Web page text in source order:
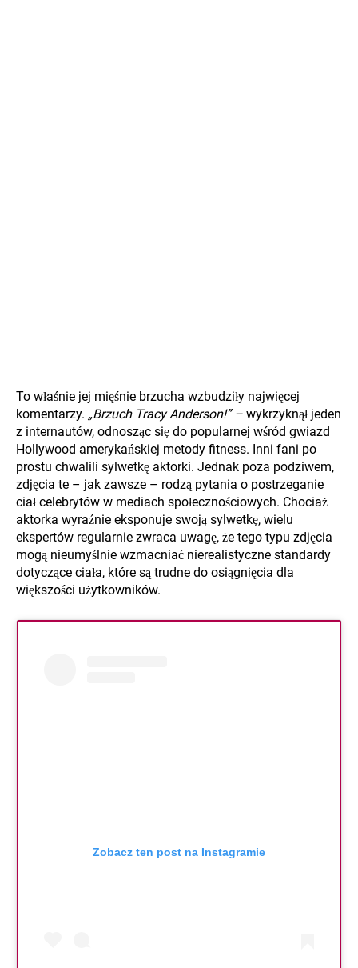
To właśnie jej mięśnie brzucha wzbudziły najwięcej
komentarzy. „Brzuch Tracy Anderson!” – wykrzyknął jeden
z internautów, odnosząc się do popularnej wśród gwiazd
Hollywood amerykańskiej metody fitness. Inni fani po
prostu chwalili sylwetkę aktorki. Jednak poza podziwem,
zdjęcia te – jak zawsze – rodzą pytania o postrzeganie
ciał celebrytów w mediach społecznościowych. Chociaż
aktorka wyraźnie eksponuje swoją sylwetkę, wielu
ekspertów regularnie zwraca uwagę, że tego typu zdjęcia
mogą nieumyślnie wzmacniać nierealistyczne standardy
dotyczące ciała, które są trudne do osiągnięcia dla
większości użytkowników.
Zobacz ten post na Instagramie